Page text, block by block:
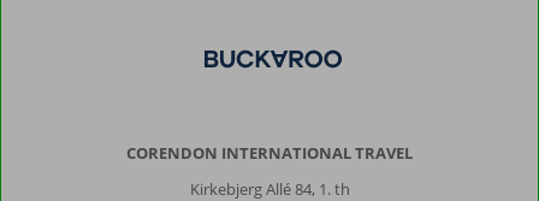
CORENDON INTERNATIONAL TRAVEL
Kirkebjerg Allé 84, 1. th